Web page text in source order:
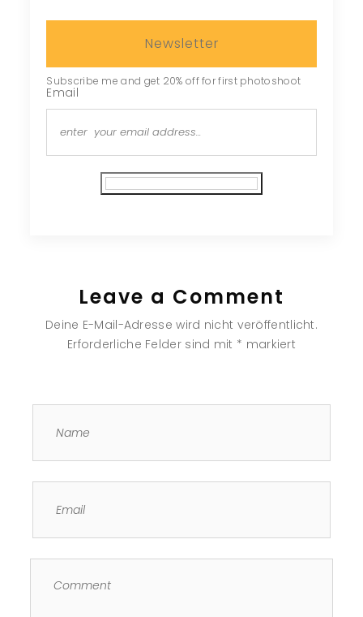
Newsletter
Subscribe me and get 20% off for first photoshoot
Email
Leave a Comment
Deine E-Mail-Adresse wird nicht veröffentlicht.
Erforderliche Felder sind mit * markiert